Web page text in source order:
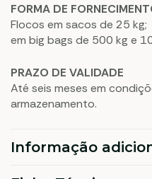
FORMA DE
Flocos em sacos de 25 kg;
em big bags de 500 kg e
PRAZO DE VALIDADE
Até seis meses em
armazenamento.
Informação